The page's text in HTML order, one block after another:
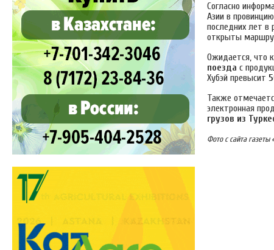
Согласно
Азии в
последних лет в
открыты
Ожидается, что
поезда с
Хубэй превысит
Также
электронная
грузов из
Фото с сайта